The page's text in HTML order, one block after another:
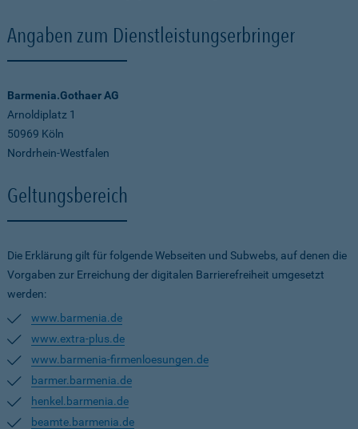
Angaben zum Dienstleistungserbringer
Barmenia.Gothaer AG
Arnoldiplatz 1
50969 Köln
Nordrhein-Westfalen
Geltungsbereich
Die Erklärung gilt für folgende Webseiten und Subwebs, auf denen die
Vorgaben zur Erreichung der digitalen Barrierefreiheit umgesetzt
werden:
www.barmenia.de
www.extra-plus.de
www.barmenia-firmenloesungen.de
barmer.barmenia.de
henkel.barmenia.de
beamte.barmenia.de